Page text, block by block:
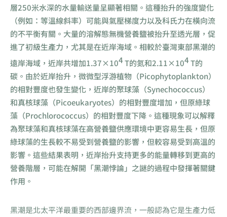
層250米水深的水量輸送量呈顯著相關。這種抬升的強度變化
（例如：等溫線斜率）可能與氣壓梯度力以及科氏力在橫向流
的不平衡有關。大量的溶解態無機營養鹽被抬升至透光層，促
進了初級生產力，尤其是在近岸海域。相較於臺灣東部黑潮的
遠岸海域，近岸共增加1.37×104T的氮和2.11×104T的
碳。由於近岸抬升，微微型浮游植物（Picophytoplankton）
的相對豐度也發生變化，近岸的聚球藻（Synechococcus）
和真核球藻（Picoeukaryotes）的相對豐度增加，但原綠球
藻（Prochlorococcus）的相對豐度下降。這種現象可以解釋
為聚球藻和真核球藻在高營養鹽供應環境中更容易生長，但原
綠球藻的生長較不易受到營養鹽的影響，但較容易受到高溫的
影響。這些結果表明，近岸抬升支持更多的能量轉移到更高的
營養階層，可能在解開「黑潮悖論」之謎的過程中發揮著關鍵
作用。
黑潮是北太平洋最重要的西部邊界流，一般認為它是生產力低